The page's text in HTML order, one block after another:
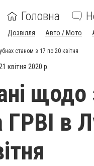
Головна
Дозвілля Авто / Мото
станом з 17 по 20 квітня
квітня 2020 р.
щодо
ГРВІ в